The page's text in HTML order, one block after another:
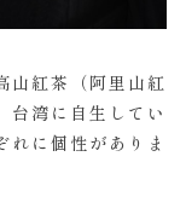
山紅茶（阿里山紅
台湾に自生してい
れに個性がありま